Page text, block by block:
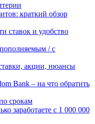
краткий обзор
ставок и удобство
/ с
акции, нюансы
Bank – на что обратить
срокам
заработаете с 1 000 000